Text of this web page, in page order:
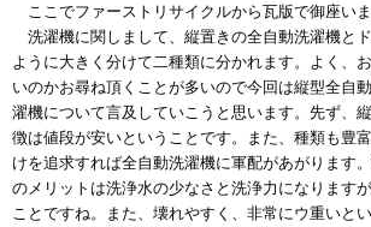
ここでファーストリサイクルから瓦版で御座いま
洗濯機に関しまして、縦置きの全自動洗濯機と
ように大きく分けて二種類に分かれます。よく、
いのかお尋ね頂くことが多いので今回は縦型全自
濯機について言及していこうと思います。先ず、
徴は値段が安いということです。また、種類も豊
けを追求すれば全自動洗濯機に軍配があがります
のメリットは洗浄水の少なさと洗浄力になります
ことですね。また、壊れやすく、非常にウ重いと